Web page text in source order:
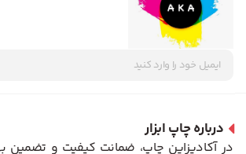
درباره چاپ ابزار
در آکادیزاین چاپ، ضمانت کیفیت و تضمین